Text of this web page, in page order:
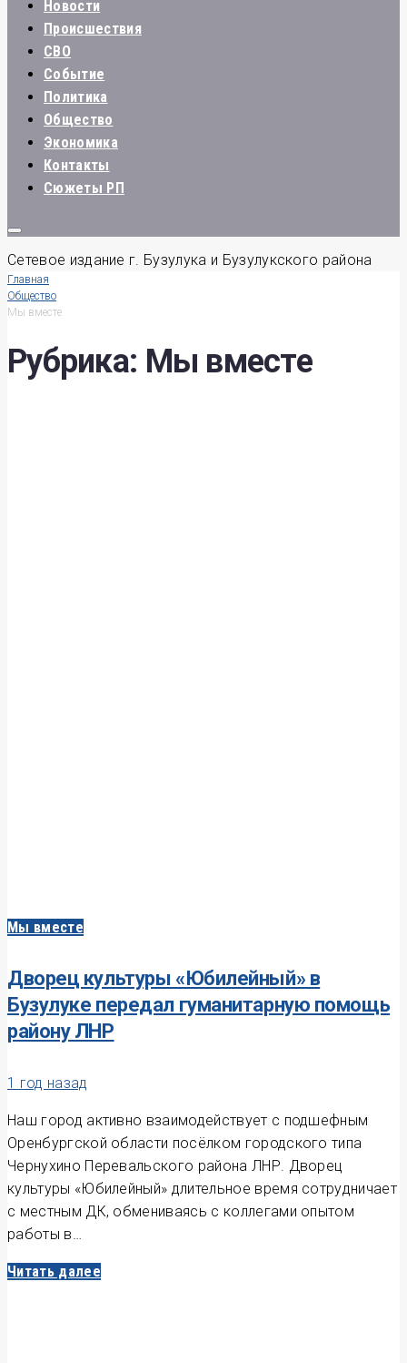
Новости
Происшествия
СВО
Событие
Политика
Общество
Экономика
Контакты
Сюжеты РП
Сетевое издание г. Бузулука и Бузулукского района
Главная
Общество
Мы вместе
Рубрика: Мы вместе
Мы вместе
Дворец культуры «Юбилейный» в
Бузулуке передал гуманитарную помощь
району ЛНР
1 год назад
Наш город активно взаимодействует с подшефным
Оренбургской области посёлком городского типа
Чернухино Перевальского района ЛНР. Дворец
культуры «Юбилейный» длительное время сотрудничает
с местным ДК, обмениваясь с коллегами опытом
работы в…
Читать далее